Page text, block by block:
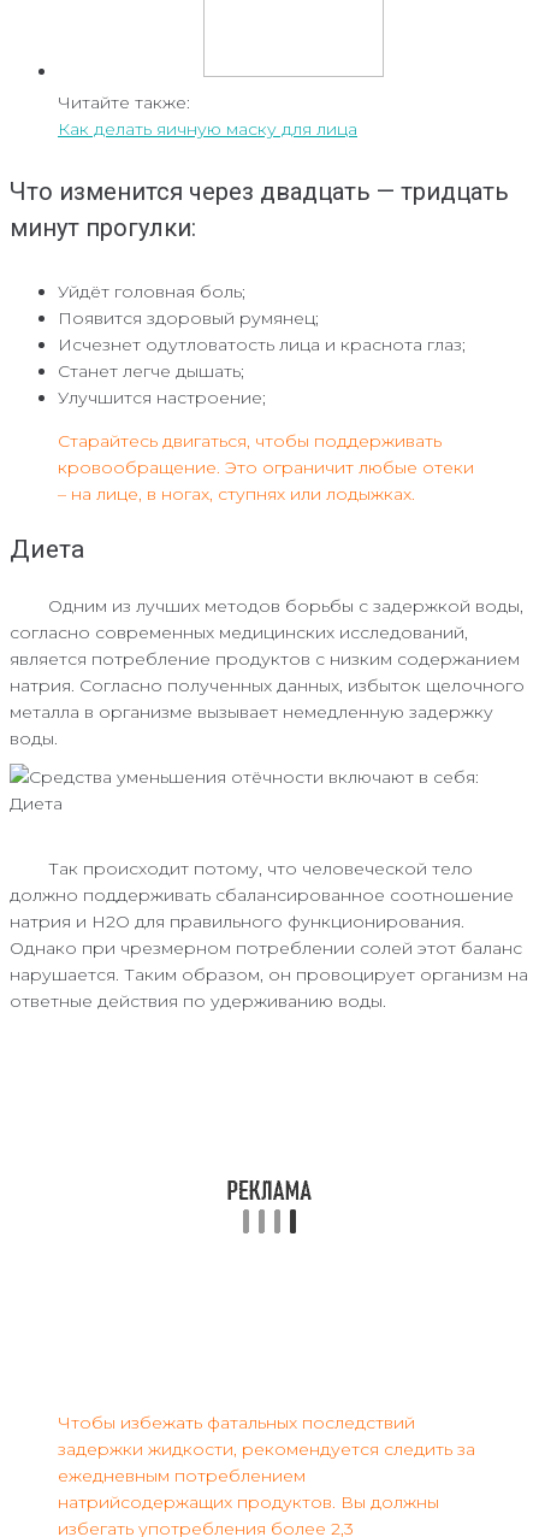
Читайте также:
Как делать яичную маску для лица
Что изменится через двадцать — тридцать
минут прогулки:
Уйдёт головная боль;
Появится здоровый румянец;
Исчезнет одутловатость лица и краснота глаз;
Станет легче дышать;
Улучшится настроение;
Старайтесь двигаться, чтобы поддерживать
кровообращение. Это ограничит любые отеки
– на лице, в ногах, ступнях или лодыжках.
Диета
Одним из лучших методов борьбы с задержкой воды,
согласно современных медицинских исследований,
является потребление продуктов с низким содержанием
натрия. Согласно полученных данных, избыток щелочного
металла в организме вызывает немедленную задержку
воды.
Так происходит потому, что человеческой тело
должно поддерживать сбалансированное соотношение
натрия и H2O для правильного функционирования.
Однако при чрезмерном потреблении солей этот баланс
нарушается. Таким образом, он провоцирует организм на
ответные действия по удерживанию воды.
Чтобы избежать фатальных последствий
задержки жидкости, рекомендуется следить за
ежедневным потреблением
натрийсодержащих продуктов. Вы должны
избегать употребления более 2,3